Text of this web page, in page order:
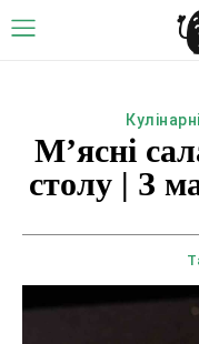
М’ясні
столу | З